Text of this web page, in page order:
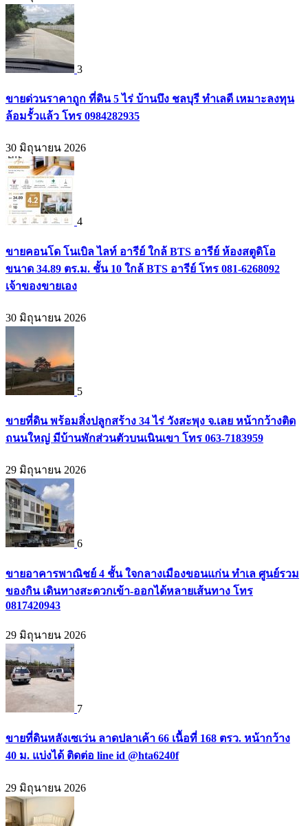
3
ขายด่วนราคาถูก ที่ดิน 5 ไร่ บ้านบึง ชลบุรี ทำเลดี เหมาะลงทุน
ล้อมรั้วแล้ว โทร 0984282935
30 มิถุนายน 2026
4
ขายคอนโด โนเบิล ไลท์ อารีย์ ใกล้ BTS อารีย์ ห้องสตูดิโอ
ขนาด 34.89 ตร.ม. ชั้น 10 ใกล้ BTS อารีย์ โทร 081-6268092
เจ้าของขายเอง
30 มิถุนายน 2026
5
ขายที่ดิน พร้อมสิ่งปลูกสร้าง 34 ไร่ วังสะพุง จ.เลย หน้ากว้างติด
ถนนใหญ่ มีบ้านพักส่วนตัวบนเนินเขา โทร 063-7183959
29 มิถุนายน 2026
6
ขายอาคารพาณิชย์ 4 ชั้น ใจกลางเมืองขอนแก่น ทำเล ศูนย์รวม
ของกิน เดินทางสะดวกเข้า-ออกได้หลายเส้นทาง โทร
0817420943
29 มิถุนายน 2026
7
ขายที่ดินหลังเซเว่น ลาดปลาเค้า 66 เนื้อที่ 168 ตรว. หน้ากว้าง
40 ม. แบ่งได้ ติดต่อ line id @hta6240f
29 มิถุนายน 2026